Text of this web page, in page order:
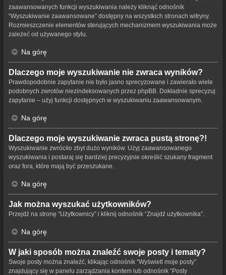
zaawansowanych funkcji wyszukiwania należy kliknąć odnośnik
“Wyszukiwanie zaawansowane” dostępny na wszystkich stronach witryny.
Rozmieszczenie elementów sterujących mechanizmem wyszukiwania może
zależeć od używanego stylu.
Na górę
Dlaczego moje wyszukiwanie nie zwraca wyników?
Prawdopodobnie zapytanie nie było jasno sprecyzowane i zawierało wiele
podobnych zwrotów niezindeksowanych przez phpBB. Dokładnie sprecyzuj
zapytanie – użyj funkcji dostępnych w wyszukiwaniu zaawansowanym.
Na górę
Dlaczego moje wyszukiwanie zwraca pustą stronę?!
Wyszukiwanie zwróciło zbyt dużo wyników. Użyj zaawansowanego
wyszukiwania i postaraj się bardziej precyzyjnie określić szukany fragment
oraz fora, które mają być przeszukane.
Na górę
Jak można wyszukać użytkowników?
Przejdź na stronę “Użytkownicy” i kliknij odnośnik “Znajdź użytkownika”.
Na górę
W jaki sposób można znaleźć swoje posty i tematy?
Swoje posty można znaleźć, klikając odnośnik “Wyświetl moje posty”
znajdujący się w panelu zarządzania kontem lub odnośnik “Posty